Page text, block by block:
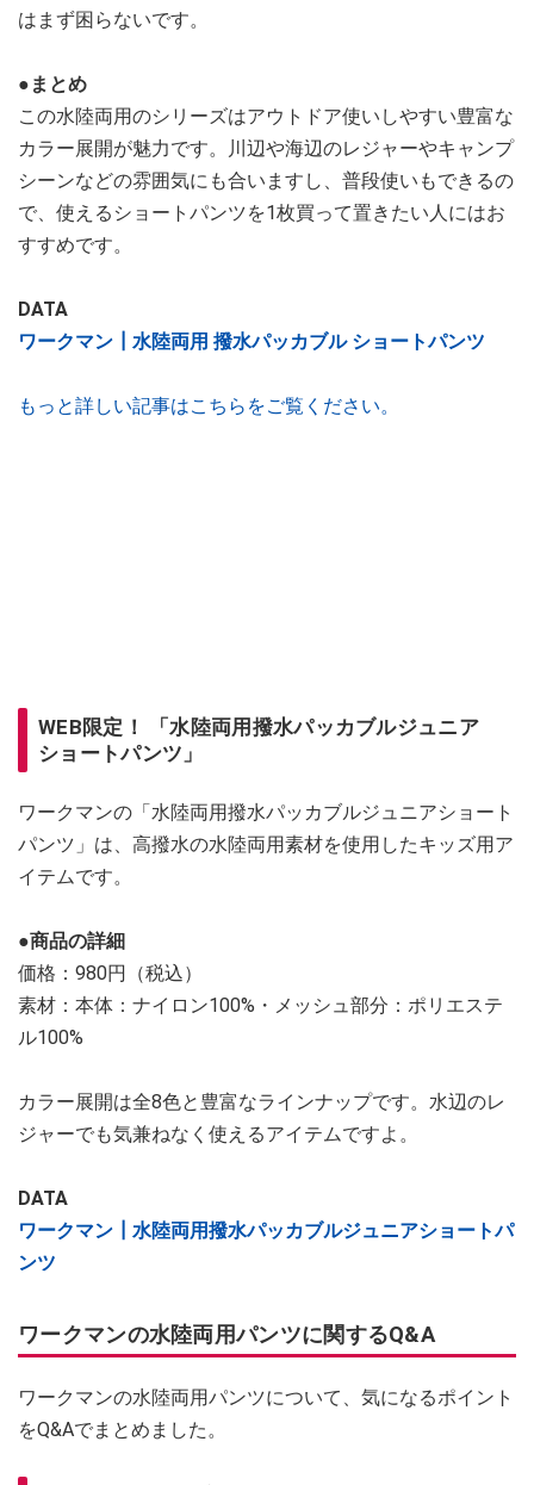
はまず困らないです。
●まとめ
この水陸両用のシリーズはアウトドア使いしやすい豊富な
カラー展開が魅力です。川辺や海辺のレジャーやキャンプ
シーンなどの雰囲気にも合いますし、普段使いもできるの
で、使えるショートパンツを1枚買って置きたい人にはお
すすめです。
DATA
ワークマン┃水陸両用 撥水パッカブル ショートパンツ
もっと詳しい記事はこちらをご覧ください。
WEB限定！ 「水陸両用撥水パッカブルジュニア
ショートパンツ」
ワークマンの「水陸両用撥水パッカブルジュニアショート
パンツ」は、高撥水の水陸両用素材を使用したキッズ用ア
イテムです。
●商品の詳細
価格：980円（税込）
素材：本体：ナイロン100%・メッシュ部分：ポリエステ
ル100%
カラー展開は全8色と豊富なラインナップです。水辺のレ
ジャーでも気兼ねなく使えるアイテムですよ。
DATA
ワークマン┃水陸両用撥水パッカブルジュニアショートパ
ンツ
ワークマンの水陸両用パンツに関するQ&A
ワークマンの水陸両用パンツについて、気になるポイント
をQ&Aでまとめました。